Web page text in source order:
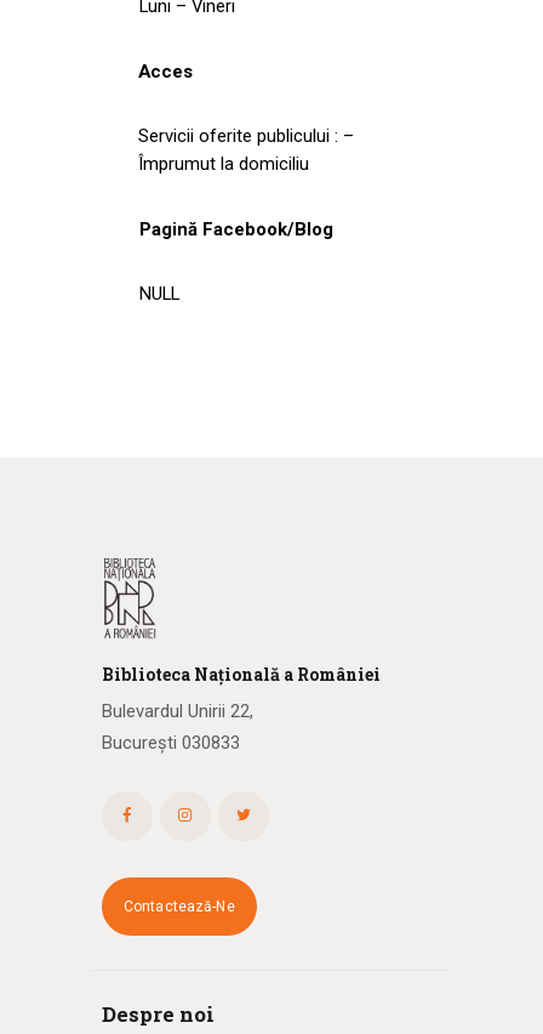
Luni – Vineri
Acces
Servicii oferite publicului : –
Împrumut la domiciliu
Pagină Facebook/Blog
NULL
Biblioteca Națională a României
Bulevardul Unirii 22,
București 030833
Contactează-Ne
Despre noi